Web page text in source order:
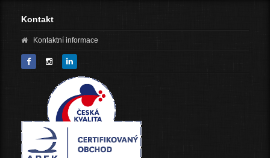
Kontakt
Kontaktní informace